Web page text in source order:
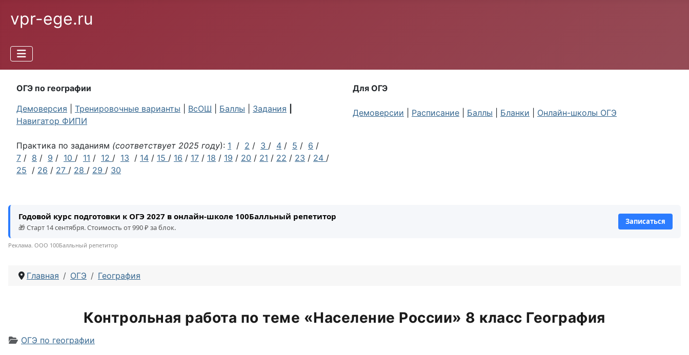
vpr-ege.ru
ОГЭ по географии
Демоверсия
Тренировочные варианты ВсОШ Баллы Задания
Навигатор ФИПИ
Практика по заданиям (соответствует 2025 году): 1 / 2 / 3 / 4 / 5 / 6 /
7 / 8 / 9 / 10 / 11 / 12 / 13 / 14 / 15 / 16 / 17 / 18 / 19 / 20 / 21 / 22 / 23 / 24 /
25 / 26 / 27 / 28 / 29 / 30
Для ОГЭ
Демоверсии Расписание Баллы Бланки Онлайн-школы ОГЭ
Годовой курс подготовки к ОГЭ 2027 в онлайн-школе 100Балльный репетитор
🎁 Старт 14 сентября. Стоимость от 990 ₽ за блок.
Записаться
Реклама. ООО 100Балльный репетитор
Главная ОГЭ География
Контрольная работа по теме «Население России» 8 класс География
Информация о материале
ОГЭ по географии